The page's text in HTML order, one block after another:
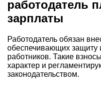
работодатель
зарплаты
Работодатель обязан
обеспечивающих защиту
работников. Такие
характер и
законодательством.